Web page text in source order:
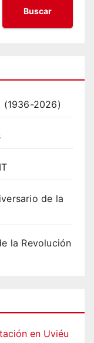
Buscar
(1936-2026)
de la
la Revolución
en Uviéu